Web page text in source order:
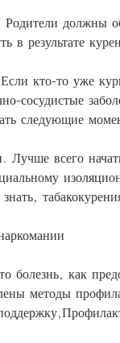
должны
в результате
кто-то уже
сосудистые
следующие
Лучше всего
болезнь, как
методы